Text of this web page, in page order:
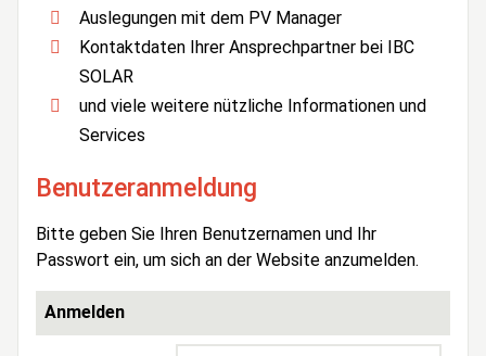
Auslegungen mit dem PV Manager
Kontaktdaten Ihrer Ansprechpartner bei IBC
SOLAR
und viele weitere nützliche Informationen und
Services
Benutzeranmeldung
Bitte geben Sie Ihren Benutzernamen und Ihr
Passwort ein, um sich an der Website anzumelden.
Anmelden